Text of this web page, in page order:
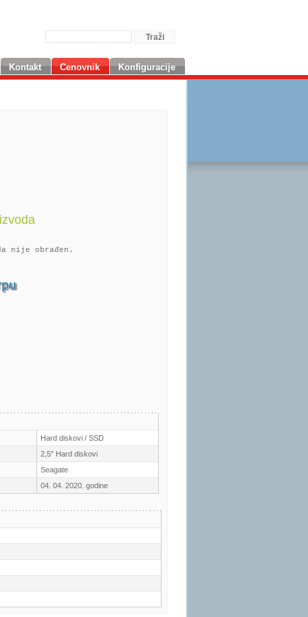
Kontakt Cenovnik Konfiguracije
nije obrađen.
Hard diskovi / SSD
2,5" Hard diskovi
Seagate
04. 04. 2020. godine